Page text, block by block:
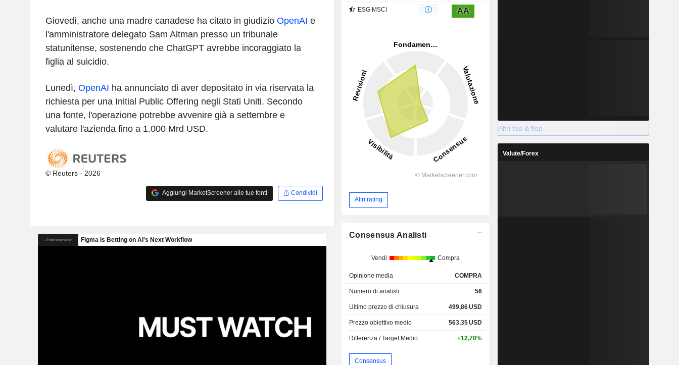
Giovedì, anche una madre canadese ha citato in giudizio OpenAI e
l'amministratore delegato Sam Altman presso un tribunale
statunitense, sostenendo che ChatGPT avrebbe incoraggiato la
figlia al suicidio.
Lunedì, OpenAI ha annunciato di aver depositato in via riservata la
richiesta per una Initial Public Offering negli Stati Uniti. Secondo
una fonte, l'operazione potrebbe avvenire già a settembre e
valutare l'azienda fino a 1.000 Mrd USD.
© Reuters - 2026
Aggiungi MarketScreener alle tue fonti Condividi
ESG MSCI AA
Altri rating
Consensus Analisti
Vendi Compra
Opinione media COMPRA
Numero di analisti 56
Ultimo prezzo di chiusura 499,86USD
Prezzo obiettivo medio 563,35USD
Differenza / Target Medio +12,70%
Consensus
Altri top & flop
Valute/Forex